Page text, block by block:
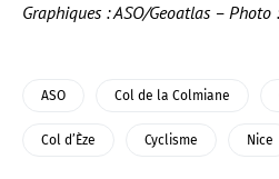
Graphiques : ASO/Geoatlas –
ASO Col de la Colmiane
Col d’Èze Cyclisme Nice